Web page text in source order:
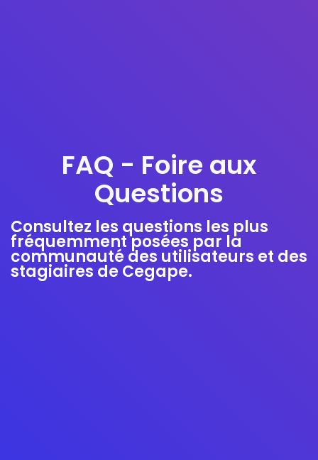
FAQ - Foire aux
Questions
Consultez les questions les plus
fréquemment posées par la
communauté des utilisateurs et des
stagiaires de Cegape.